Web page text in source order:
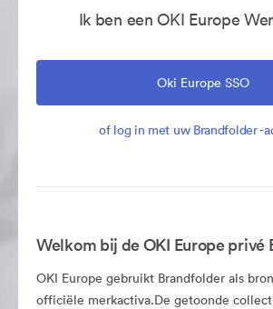
Ik ben een OKI Europe
Oki Europe SSO
of log in met uw Brandfolder -
Welkom bij de OKI Europe privé
OKI Europe gebruikt Brandfolder als
officiële merkactiva.De getoonde